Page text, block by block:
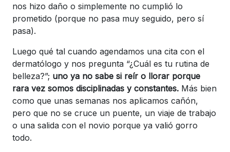
nos hizo daño o simplemente no cumplió lo
prometido (porque no pasa muy seguido, pero sí
pasa).
Luego qué tal cuando agendamos una cita con el
dermatólogo y nos pregunta “¿Cuál es tu rutina de
belleza?”; uno ya no sabe si reír o llorar porque
rara vez somos disciplinadas y constantes. Más bien
como que unas semanas nos aplicamos cañón,
pero que no se cruce un puente, un viaje de trabajo
o una salida con el novio porque ya valió gorro
todo.